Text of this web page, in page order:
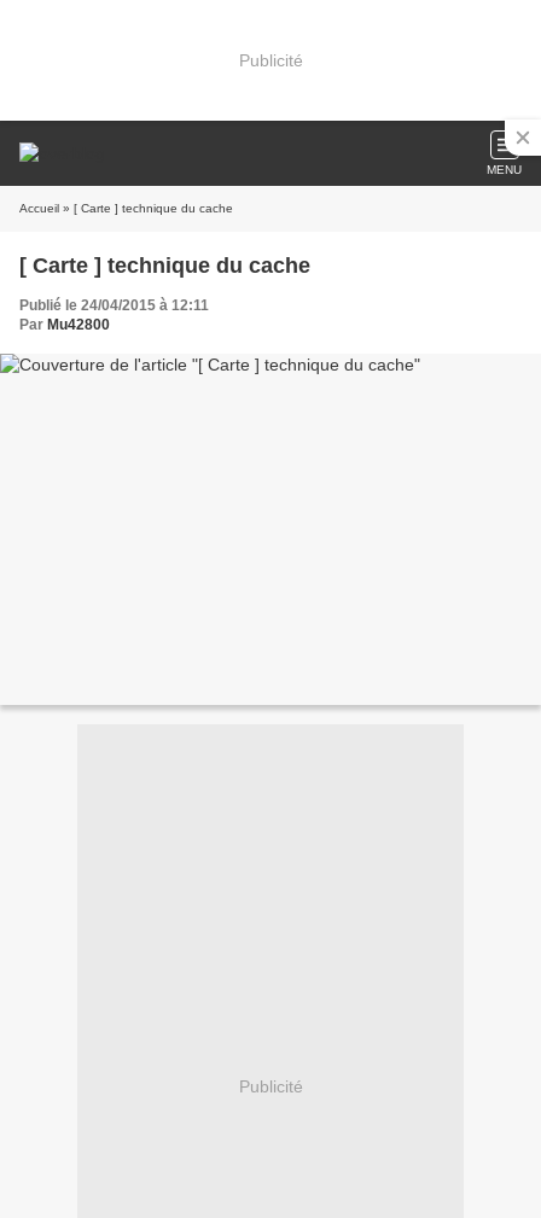
Publicité
MENU
Accueil » [ Carte ] technique du cache
[ Carte ] technique du cache
Publié le 24/04/2015 à 12:11
Par Mu42800
Publicité